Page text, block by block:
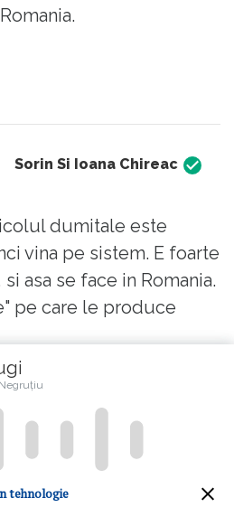
Sorin Si Ioana Chireac
dumitale este
vina pe sistem. E foarte
asa se face in Romania.
pe care le produce
simpla constatare: "
a sistemului de
ci "sluga" alegi sa
pe sistem pentru
Da, sistemul este
Insa, daca tu, ca elev
de viitorul tau ( sau
tehnologie